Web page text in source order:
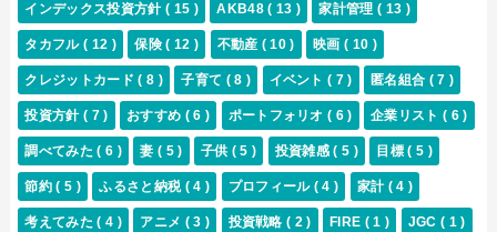
インデックス投資方針 ( 15 ) AKB48( 13 ) 家計管理( 13 )
タカフル( 12 ) 保険( 12 ) 不動産 ( 10 ) 映画( 10 )
クレジットカード( 8 ) 子育て ( 8 ) イベント( 7 ) 匿名組合 ( 7 )
投資方針( 7 ) おすすめ ( 6 ) ポートフォリオ( 6 ) 企業リスト ( 6 )
調べてみた( 6 ) 妻 ( 5 ) 子供 ( 5 ) 投資雑感( 5 ) 目標( 5 )
節約( 5 ) ふるさと納税 ( 4 ) プロフィール ( 4 ) 家計 ( 4 )
考えてみた( 4 ) アニメ ( 3 ) 投資戦略( 2 ) FIRE ( 1 ) JGC ( 1 )